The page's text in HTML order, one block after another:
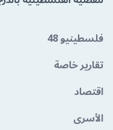
فلسطينيو 48
تقارير خاصة
اقتصاد
الأسرى